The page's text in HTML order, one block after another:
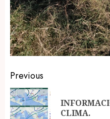
Post
navigation
Previous
CLIMA.